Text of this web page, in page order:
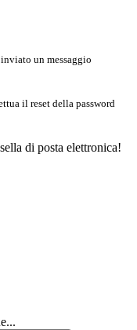
un messaggio
il reset della password
di posta elettronica!